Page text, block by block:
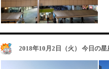
2018年10月2日（火） 今日の